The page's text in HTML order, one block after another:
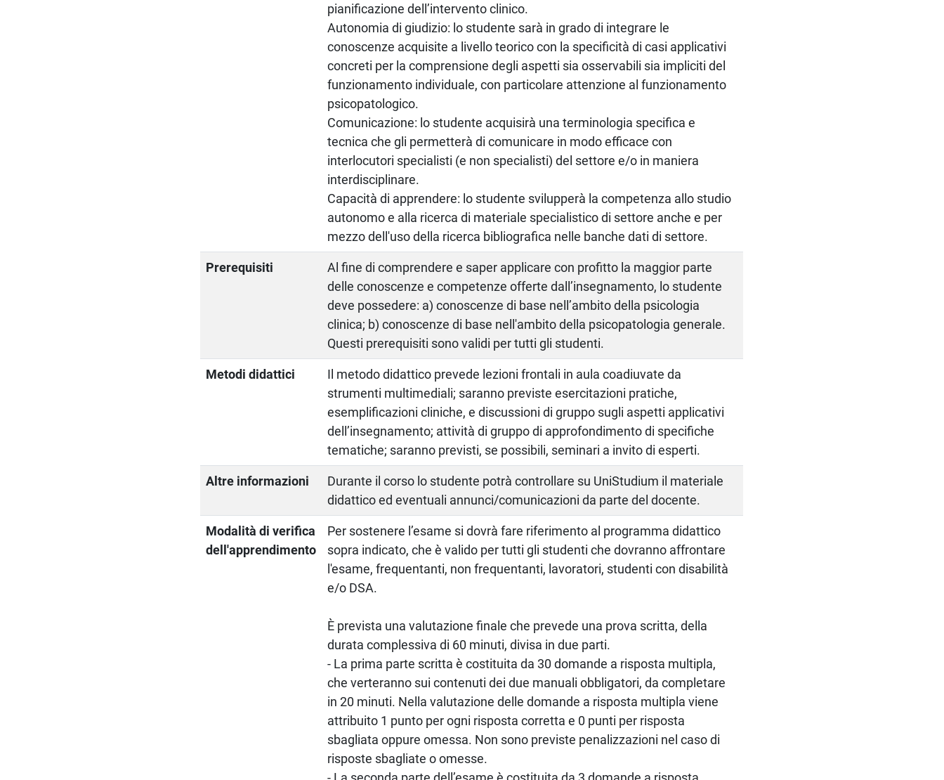
pianificazione dell’intervento clinico.
Autonomia di giudizio: lo studente sarà in grado di integrare le
conoscenze acquisite a livello teorico con la specificità di casi applicativi
concreti per la comprensione degli aspetti sia osservabili sia impliciti del
funzionamento individuale, con particolare attenzione al funzionamento
psicopatologico.
Comunicazione: lo studente acquisirà una terminologia specifica e
tecnica che gli permetterà di comunicare in modo efficace con
interlocutori specialisti (e non specialisti) del settore e/o in maniera
interdisciplinare.
Capacità di apprendere: lo studente svilupperà la competenza allo studio
autonomo e alla ricerca di materiale specialistico di settore anche e per
mezzo dell'uso della ricerca bibliografica nelle banche dati di settore.
Prerequisiti
Al fine di comprendere e saper applicare con profitto la maggior parte
delle conoscenze e competenze offerte dall’insegnamento, lo studente
deve possedere: a) conoscenze di base nell’ambito della psicologia
clinica; b) conoscenze di base nell'ambito della psicopatologia generale.
Questi prerequisiti sono validi per tutti gli studenti.
Metodi didattici
Il metodo didattico prevede lezioni frontali in aula coadiuvate da
strumenti multimediali; saranno previste esercitazioni pratiche,
esemplificazioni cliniche, e discussioni di gruppo sugli aspetti applicativi
dell’insegnamento; attività di gruppo di approfondimento di specifiche
tematiche; saranno previsti, se possibili, seminari a invito di esperti.
Altre informazioni
Durante il corso lo studente potrà controllare su UniStudium il materiale
didattico ed eventuali annunci/comunicazioni da parte del docente.
Modalità di verifica
dell'apprendimento
Per sostenere l’esame si dovrà fare riferimento al programma didattico
sopra indicato, che è valido per tutti gli studenti che dovranno affrontare
l'esame, frequentanti, non frequentanti, lavoratori, studenti con disabilità
e/o DSA.
È prevista una valutazione finale che prevede una prova scritta, della
durata complessiva di 60 minuti, divisa in due parti.
- La prima parte scritta è costituita da 30 domande a risposta multipla,
che verteranno sui contenuti dei due manuali obbligatori, da completare
in 20 minuti. Nella valutazione delle domande a risposta multipla viene
attribuito 1 punto per ogni risposta corretta e 0 punti per risposta
sbagliata oppure omessa. Non sono previste penalizzazioni nel caso di
risposte sbagliate o omesse.